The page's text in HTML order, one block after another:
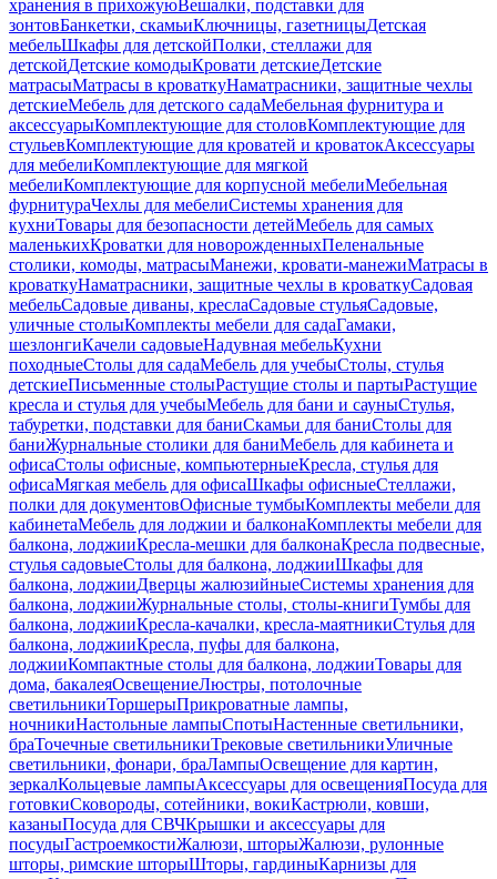
хранения в прихожуюВешалки, подставки для
зонтовБанкетки, скамьиКлючницы, газетницыДетская
мебельШкафы для детскойПолки, стеллажи для
детскойДетские комодыКровати детскиеДетские
матрасыМатрасы в кроваткуНаматрасники, защитные чехлы
детскиеМебель для детского садаМебельная фурнитура и
аксессуарыКомплектующие для столовКомплектующие для
стульевКомплектующие для кроватей и кроватокАксессуары
для мебелиКомплектующие для мягкой
мебелиКомплектующие для корпусной мебелиМебельная
фурнитураЧехлы для мебелиСистемы хранения для
кухниТовары для безопасности детейМебель для самых
маленькихКроватки для новорожденныхПеленальные
столики, комоды, матрасыМанежи, кровати-манежиМатрасы в
кроваткуНаматрасники, защитные чехлы в кроваткуСадовая
мебельСадовые диваны, креслаСадовые стульяСадовые,
уличные столыКомплекты мебели для садаГамаки,
шезлонгиКачели садовыеНадувная мебельКухни
походныеСтолы для садаМебель для учебыСтолы, стулья
детскиеПисьменные столыРастущие столы и партыРастущие
кресла и стулья для учебыМебель для бани и сауныСтулья,
табуретки, подставки для баниСкамьи для баниСтолы для
баниЖурнальные столики для баниМебель для кабинета и
офисаСтолы офисные, компьютерныеКресла, стулья для
офисаМягкая мебель для офисаШкафы офисныеСтеллажи,
полки для документовОфисные тумбыКомплекты мебели для
кабинетаМебель для лоджии и балконаКомплекты мебели для
балкона, лоджииКресла-мешки для балконаКресла подвесные,
стулья садовыеСтолы для балкона, лоджииШкафы для
балкона, лоджииДверцы жалюзийныеСистемы хранения для
балкона, лоджииЖурнальные столы, столы-книгиТумбы для
балкона, лоджииКресла-качалки, кресла-маятникиСтулья для
балкона, лоджииКресла, пуфы для балкона,
лоджииКомпактные столы для балкона, лоджииТовары для
дома, бакалеяОсвещениеЛюстры, потолочные
светильникиТоршерыПрикроватные лампы,
ночникиНастольные лампыСпотыНастенные светильники,
браТочечные светильникиТрековые светильникиУличные
светильники, фонари, браЛампыОсвещение для картин,
зеркалКольцевые лампыАксессуары для освещенияПосуда для
готовкиСковороды, сотейники, вокиКастрюли, ковши,
казаныПосуда для СВЧКрышки и аксессуары для
посудыГастроемкостиЖалюзи, шторыЖалюзи, рулонные
шторы, римские шторыШторы, гардиныКарнизы для